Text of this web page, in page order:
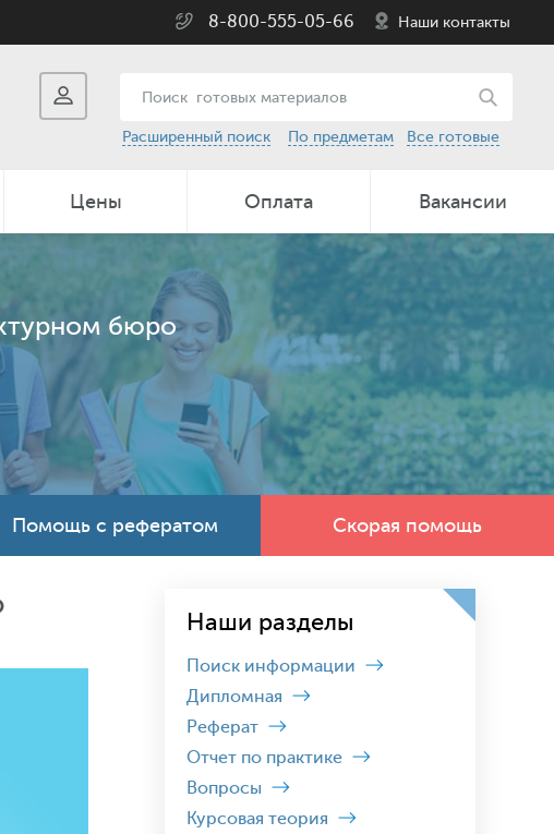
8-800-555-05-66 Наши контакты
Расширенный поиск По предметам Все готовые
Цены Оплата Вакансии
бюро
Помощь с рефератом Скорая помощь
Наши разделы
Поиск информации
Дипломная
Реферат
Отчет по практике
Вопросы
Курсовая теория